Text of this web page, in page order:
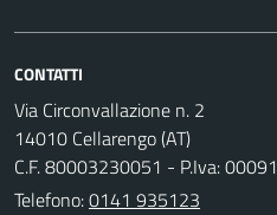
CONTATTI
Via Circonvallazione n. 2
14010 Cellarengo (AT)
C.F. 80003230051 - P.Iva:
Telefono:0141 935123